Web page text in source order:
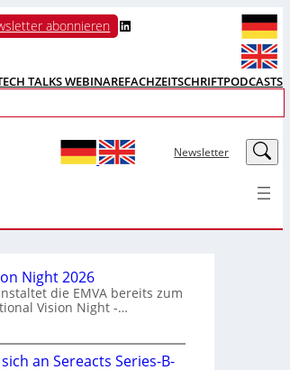
abonnieren LinkedIn
TALKS WEBINAREFACHZEITSCHRIFTPODCASTS
Newsletter LinkedIn
Night 2026
die EMVA bereits zum
Vision Night -…
an Sereacts Series-B-